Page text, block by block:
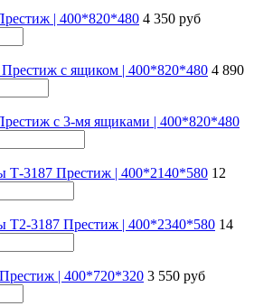
| 400*820*480 4 350 руб
с ящиком | 400*820*480 4 890
с 3-мя ящиками | 400*820*480
Т-3187 Престиж | 400*2140*580 12
Т2-3187 Престиж | 400*2340*580 14
| 400*720*320 3 550 руб